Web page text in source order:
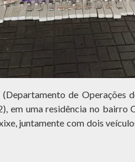
de Operações
em uma residência no bairro
juntamente com dois